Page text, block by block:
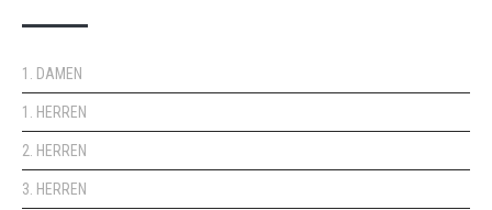
1. DAMEN
1. HERREN
2. HERREN
3. HERREN